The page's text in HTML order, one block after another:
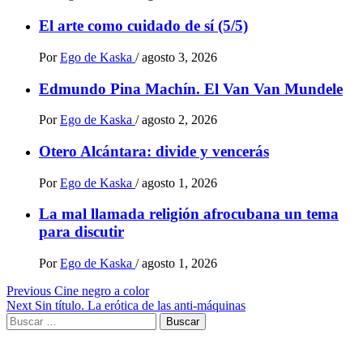
El arte como cuidado de sí (5/5)
Por Ego de Kaska / agosto 3, 2026
Edmundo Pina Machín. El Van Van Mundele
Por Ego de Kaska / agosto 2, 2026
Otero Alcántara: divide y vencerás
Por Ego de Kaska / agosto 1, 2026
La mal llamada religión afrocubana un tema
para discutir
Por Ego de Kaska / agosto 1, 2026
Post
navigation
Previous Cine negro a color
Next Sin título. La erótica de las anti-máquinas
Buscar: